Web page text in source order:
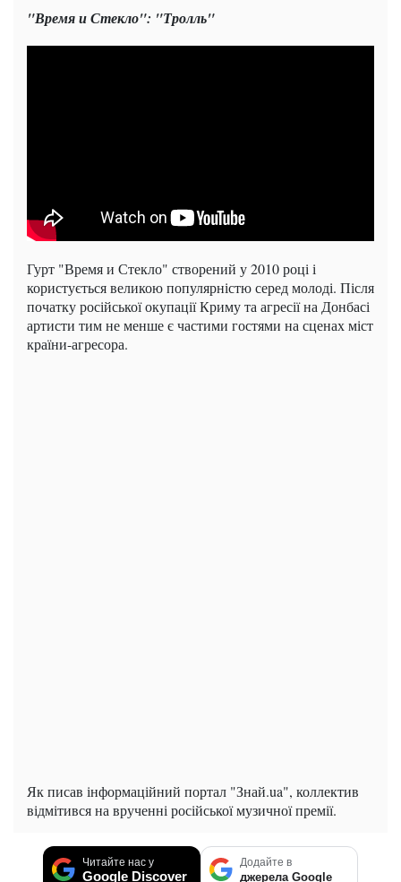
"Время и Стекло": "Тролль"
Гурт "Время и Стекло" створений у 2010 році і
користується великою популярністю серед молоді. Після
початку російської окупації Криму та агресії на Донбасі
артисти тим не менше є частими гостями на сценах міст
країни-агресора.
Як писав інформаційний портал "Знай.ua", коллектив
відмітився на врученні російської музичної премії.
Читайте нас у
Google Discover
Додайте в
джерела Google